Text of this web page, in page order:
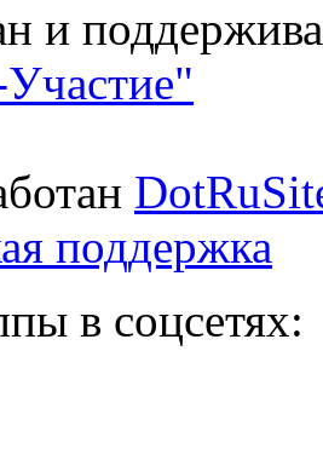
и
поддержка
в соцсетях: